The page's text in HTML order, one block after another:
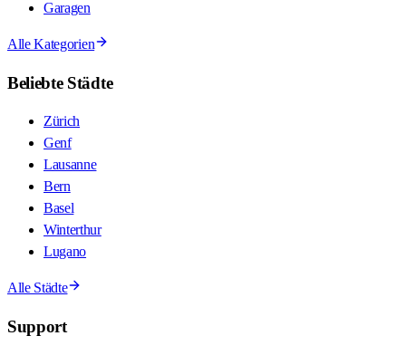
Garagen
Alle Kategorien
Beliebte Städte
Zürich
Genf
Lausanne
Bern
Basel
Winterthur
Lugano
Alle Städte
Support